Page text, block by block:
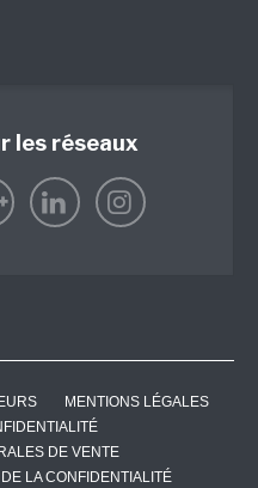
les réseaux
MENTIONS LÉGALES
DE VENTE
LA CONFIDENTIALITÉ